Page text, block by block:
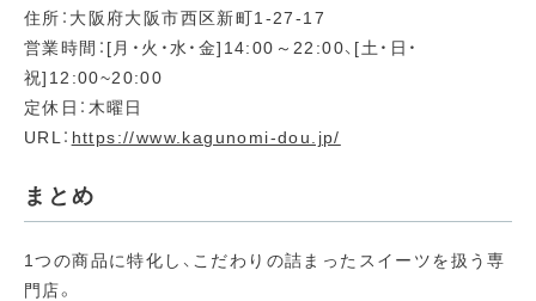
住所：大阪府大阪市西区新町1-27-17
営業時間：[月・火・水・金]14:00～22:00、[土・日・
祝]12:00~20:00
定休日：木曜日
URL： https://www.kagunomi-dou.jp/
まとめ
1つの商品に特化し、こだわりの詰まったスイーツを扱う専
門店。